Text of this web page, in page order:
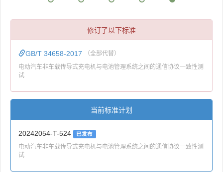
修订了以下标准
GB/T 34658-2017 （全部代替）
电动汽车非车载传导式充电机与电池管理系统之间的通信协议一致性测
试
当前标准计划
20242054-T-524 已发布
电动汽车非车载传导式充电机与电池管理系统之间的通信协议一致性测
试